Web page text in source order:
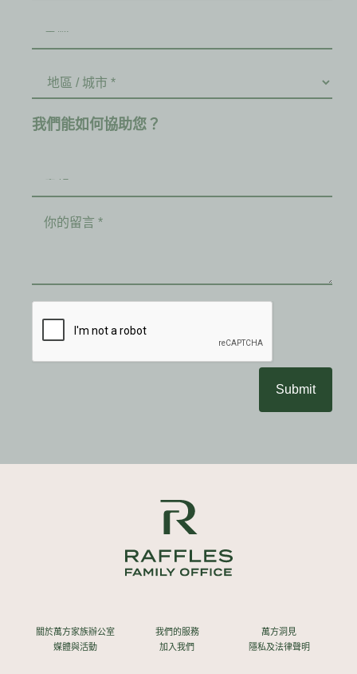
我們能如何協助您？
Submit
關於萬方家族辦公室
媒體與活動
我們的服務
加入我們
萬方洞見
隱私及法律聲明